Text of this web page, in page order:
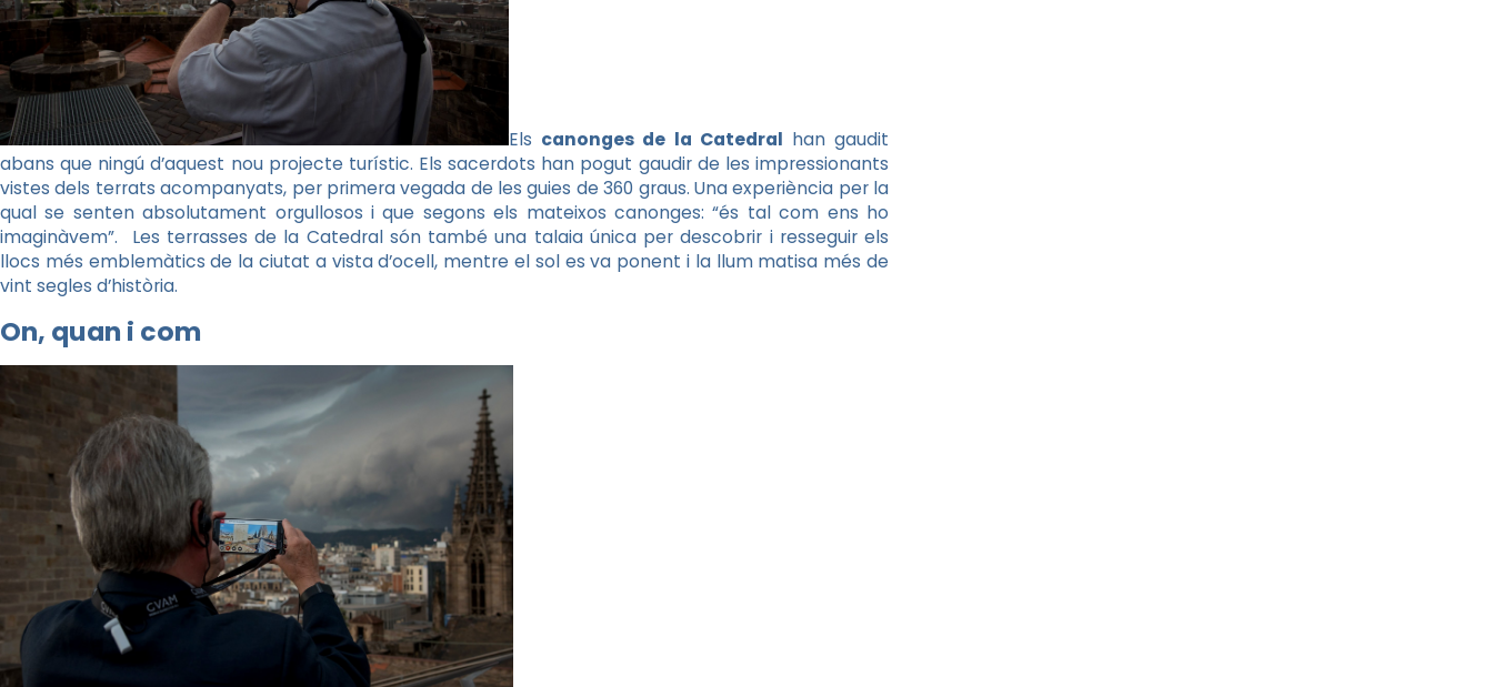
Els canonges de la Catedral han gaudit
abans que ningú d’aquest nou projecte turístic. Els sacerdots han pogut gaudir de les impressionants
vistes dels terrats acompanyats, per primera vegada de les guies de 360 graus. Una experiència per la
qual se senten absolutament orgullosos i que segons els mateixos canonges: “és tal com ens ho
imaginàvem”. Les terrasses de la Catedral són també una talaia única per descobrir i resseguir els
llocs més emblemàtics de la ciutat a vista d’ocell, mentre el sol es va ponent i la llum matisa més de
vint segles d’història.
On, quan i com